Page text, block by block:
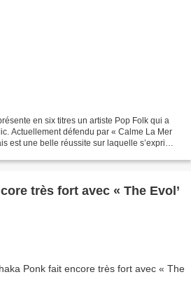
en six titres un artiste Pop Folk qui a
Actuellement défendu par « Calme La Mer
est une belle réussite sur laquelle s’exprime
très fort avec « The Evol’